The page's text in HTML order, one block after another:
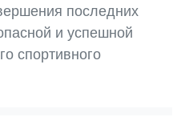
последних
и успешной
спортивного